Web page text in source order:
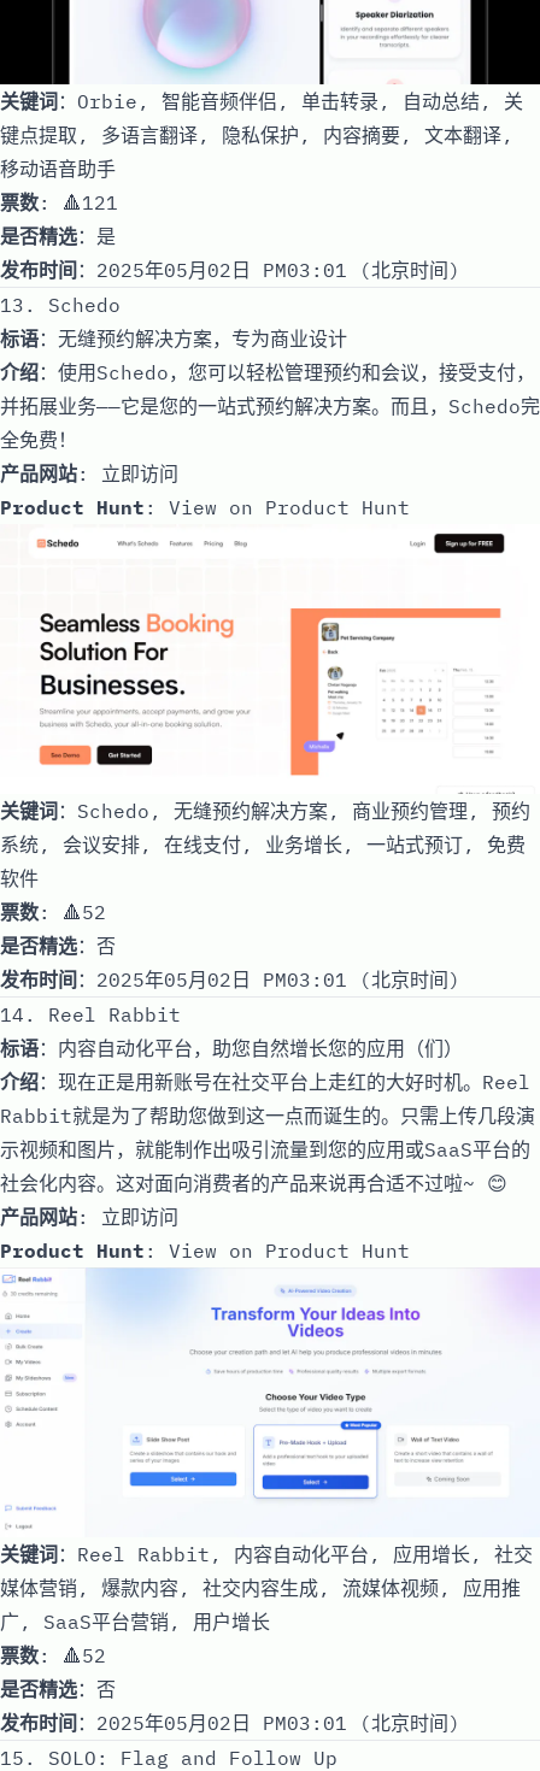
关键词：Orbie, 智能音频伴侣, 单击转录, 自动总结, 关
键点提取, 多语言翻译, 隐私保护, 内容摘要, 文本翻译,
移动语音助手
票数: 🔺121
是否精选：是
发布时间 ：2025年05月02日 PM03:01 (北京时间)
13. Schedo
标语：无缝预约解决方案，专为商业设计
介绍：使用Schedo，您可以轻松管理预约和会议，接受支付，
并拓展业务——它是您的一站式预约解决方案。而且，Schedo完
全免费！
产品网站: 立即访问
Product Hunt : View on Product Hunt
关键词：Schedo, 无缝预约解决方案, 商业预约管理, 预约
系统, 会议安排, 在线支付, 业务增长, 一站式预订, 免费
软件
票数: 🔺52
是否精选：否
发布时间 ：2025年05月02日 PM03:01 (北京时间)
14. Reel Rabbit
标语：内容自动化平台，助您自然增长您的应用（们）
介绍：现在正是用新账号在社交平台上走红的大好时机。Reel
Rabbit就是为了帮助您做到这一点而诞生的。只需上传几段演
示视频和图片，就能制作出吸引流量到您的应用或SaaS平台的
社会化内容。这对面向消费者的产品来说再合适不过啦~ 😊
产品网站: 立即访问
Product Hunt : View on Product Hunt
关键词：Reel Rabbit, 内容自动化平台, 应用增长, 社交
媒体营销, 爆款内容, 社交内容生成, 流媒体视频, 应用推
广, SaaS平台营销, 用户增长
票数: 🔺52
是否精选：否
发布时间 ：2025年05月02日 PM03:01 (北京时间)
15. SOLO: Flag and Follow Up